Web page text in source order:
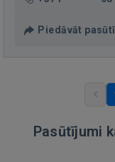
Piedāvāt
Pasūtījumi